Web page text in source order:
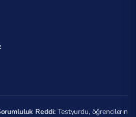
Reddi: Testyurdu, öğrencilerin